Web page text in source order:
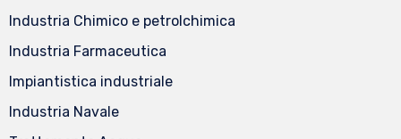
Industria Chimico e petrolchimica
Industria Farmaceutica
Impiantistica industriale
Industria Navale